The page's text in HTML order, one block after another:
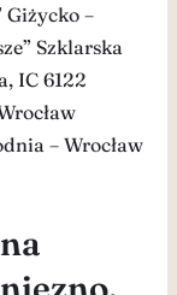
Giżycko –
Szklarska
IC 6122
– Wrocław